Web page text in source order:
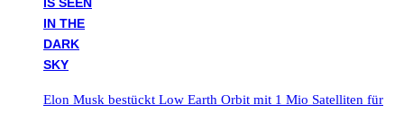
Elon Musk bestückt Low Earth Orbit mit 1 Mio Satelliten für